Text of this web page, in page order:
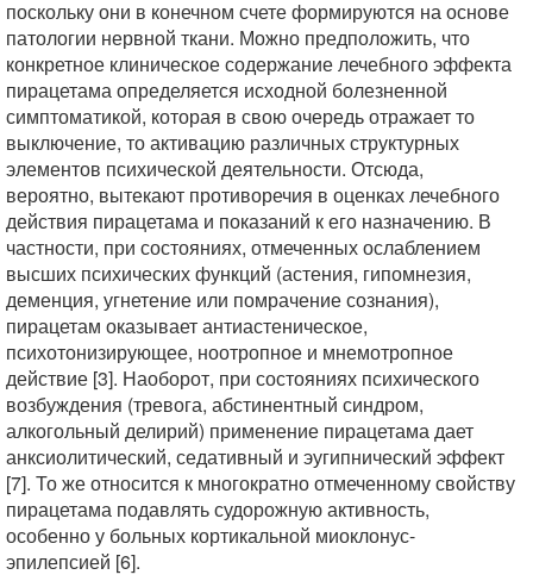
поскольку они в конечном счете формируются на основе
патологии нервной ткани. Можно предположить, что
конкретное клиническое содержание лечебного эффекта
пирацетама определяется исходной болезненной
симптоматикой, которая в свою очередь отражает то
выключение, то активацию различных структурных
элементов психической деятельности. Отсюда,
вероятно, вытекают противоречия в оценках лечебного
действия пирацетама и показаний к его назначению. В
частности, при состояниях, отмеченных ослаблением
высших психических функций (астения, гипомнезия,
деменция, угнетение или помрачение сознания),
пирацетам оказывает антиастеническое,
психотонизирующее, ноотропное и мнемотропное
действие [3]. Наоборот, при состояниях психического
возбуждения (тревога, абстинентный синдром,
алкогольный делирий) применение пирацетама дает
анксиолитический, седативный и эугипнический эффект
[7]. То же относится к многократно отмеченному свойству
пирацетама подавлять судорожную активность,
особенно у больных кортикальной миоклонус-
эпилепсией [6].